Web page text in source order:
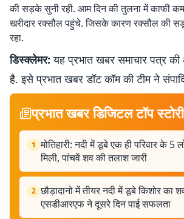
की सड़के सुनी रही. आम दिन की तुलना में काफी
खरीदार रक्सौल पहुंचे. जिसके कारण रक्सौल की
रहा.
डिस्क्लेमर: यह प्रभात खबर समाचार पत्र
है. इसे प्रभात खबर डॉट कॉम की टीम ने
प्रभात खबर डिजिटल टॉप स्टोरी
1 मोतिहारी: नदी में डूबे एक ही परिवार के 5
मिली, पांचवें शव की तलाश जारी
2 छौड़ादानो में तीयर नदी में डूबे किशोर का
एसडीआरएफ ने दूसरे दिन पाई सफलता